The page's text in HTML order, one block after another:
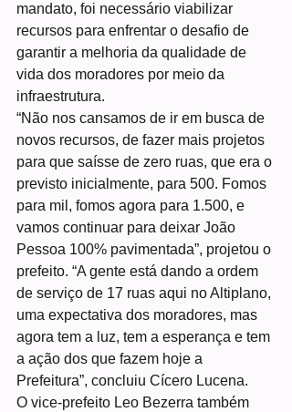
mandato, foi necessário viabilizar
recursos para enfrentar o desafio de
garantir a melhoria da qualidade de
vida dos moradores por meio da
infraestrutura.
“Não nos cansamos de ir em busca de
novos recursos, de fazer mais projetos
para que saísse de zero ruas, que era o
previsto inicialmente, para 500. Fomos
para mil, fomos agora para 1.500, e
vamos continuar para deixar João
Pessoa 100% pavimentada”, projetou o
prefeito. “A gente está dando a ordem
de serviço de 17 ruas aqui no Altiplano,
uma expectativa dos moradores, mas
agora tem a luz, tem a esperança e tem
a ação dos que fazem hoje a
Prefeitura”, concluiu Cícero Lucena.
O vice-prefeito Leo Bezerra também